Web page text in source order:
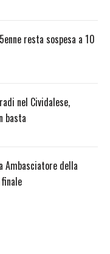
resta sospesa a 10
nel Cividalese,
basta
Ambasciatore della